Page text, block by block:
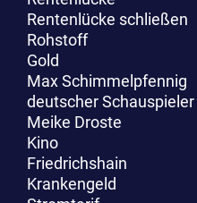
Rentenlücke schließen
Rohstoff
Gold
Max Schimmelpfennig
deutscher Schauspieler
Meike Droste
Kino
Friedrichshain
Krankengeld